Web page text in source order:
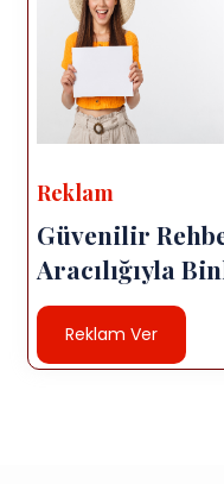
Reklam
Güvenilir
Aracılığıyla
Reklam Ver